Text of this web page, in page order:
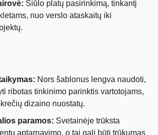
Siūlo platų pasirinkimą, tinkantį
nuo verslo ataskaitų iki
Nors šablonus lengva naudoti,
ribotas tinkinimo parinktis vartotojams,
dizaino nuostatų.
paramos: Svetainėje trūksta
aptarnavimo, o tai gali būti trūkumas